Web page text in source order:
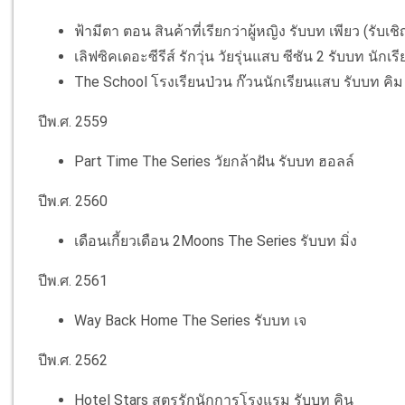
ฟ้ามีตา ตอน สินค้าที่เรียกว่าผู้หญิง รับบท เพียว (รับเชิ
เลิฟซิคเดอะซีรีส์ รักวุ่น วัยรุ่นแสบ ซีซัน 2 รับบท นักเรี
The School โรงเรียนป่วน ก๊วนนักเรียนแสบ รับบท คิม
ปีพ.ศ. 2559
Part Time The Series วัยกล้าฝัน รับบท ฮอลล์
ปีพ.ศ. 2560
เดือนเกี้ยวเดือน 2Moons The Series รับบท มิ่ง
ปีพ.ศ. 2561
Way Back Home The Series รับบท เจ
ปีพ.ศ. 2562
Hotel Stars สูตรรักนักการโรงแรม รับบท คิน